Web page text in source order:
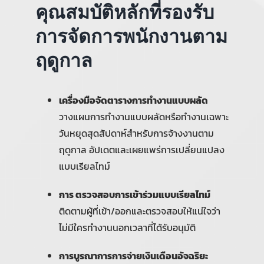
คุณสมบัติหลักที่รองรับ
การจัดการพนักงานตาม
ฤดูกาล
เครื่องมือจัดตารางการทำงานแบบผลัด
วางแผนการทำงานแบบผลัดหรือทำงานเฉพาะ
วันหยุดสุดสัปดาห์สำหรับการจ้างงานตาม
ฤดูกาล อัปเดตและเผยแพร่การเปลี่ยนแปลง
แบบเรียลไทม์
การ ตรวจสอบการเข้าร่วมแบบเรียลไทม์
ติดตามผู้ที่เข้า/ออกและตรวจสอบให้แน่ใจว่า
ไม่มีใครทำงานนอกเวลาที่ได้รับอนุมัติ
การบูรณาการการจ่ายเงินเดือนอัจฉริยะ